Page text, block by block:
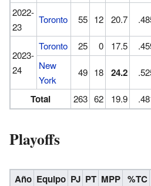
2022-
23
Toronto 55 12 20.7
2023-
24
Toronto 25 0 17.5
New
York
49 18 24.2
Total 263 62 19.9
Playoffs
Año Equipo PJ PT MPP %TC